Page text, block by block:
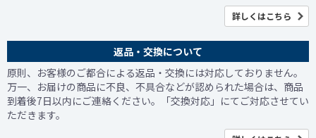
詳しくはこちら
返品・交換について
原則、お客様のご都合による返品・交換には対応しておりません。
万一、お届けの商品に不良、不具合などが認められた場合は、商品
到着後7日以内にご連絡ください。「交換対応」にてご対応させてい
ただきます。